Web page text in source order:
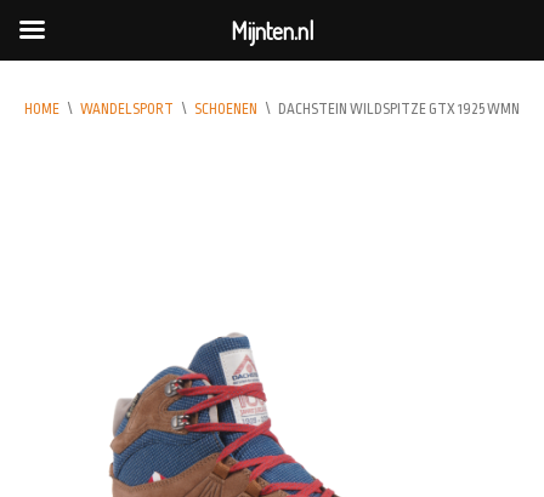
HOME \ WANDELSPORT \ SCHOENEN \ DACHSTEIN WILDSPITZE GTX 1925 WMN
Mijnten.nl